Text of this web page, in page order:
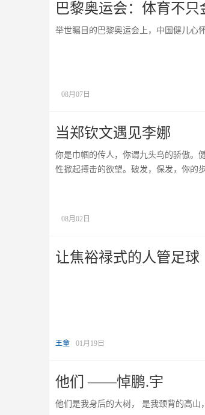
巴黎奥运会：体育不只
举世瞩目的巴黎奥运会上，中国健儿心
08月07日
当郑钦文遇见李娜
你是巾帼的传人，你谓九头鸟的骄傲。
性掀起搏击的欲望。破发，保发，你的
08月02日
让焦裕禄式的人管足球
王童 01月19日
他们 ——悼鹏.宇
他们是我身后的大树， 是我颈背的高山